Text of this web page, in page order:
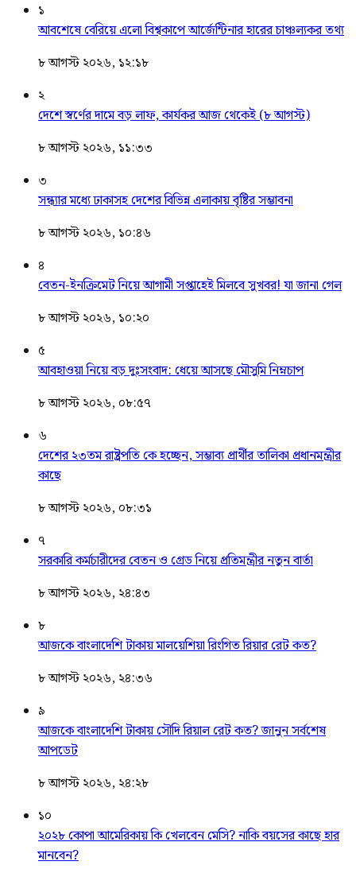
১
আবশেষে বেরিয়ে এলো বিশ্বকাপে আর্জেন্টিনার হারের চাঞ্চল্যকর তথ্য
৮ আগস্ট ২০২৬, ১২:১৮
২
দেশে স্বর্ণের দামে বড় লাফ, কার্যকর আজ থেকেই (৮ আগস্ট)
৮ আগস্ট ২০২৬, ১১:৩৩
৩
সন্ধ্যার মধ্যে ঢাকাসহ দেশের বিভিন্ন এলাকায় বৃষ্টির সম্ভাবনা
৮ আগস্ট ২০২৬, ১০:৪৬
৪
বেতন-ইনক্রিমেট নিয়ে আগামী সপ্তাহেই মিলবে সুখবর! যা জানা গেল
৮ আগস্ট ২০২৬, ১০:২০
৫
আবহাওয়া নিয়ে বড় দুঃসংবাদ: ধেয়ে আসছে মৌসুমি নিম্নচাপ
৮ আগস্ট ২০২৬, ০৮:৫৭
৬
দেশের ২৩তম রাষ্ট্রপতি কে হচ্ছেন, সম্ভাব্য প্রার্থীর তালিকা প্রধানমন্ত্রীর
কাছে
৮ আগস্ট ২০২৬, ০৮:৩১
৭
সরকারি কর্মচারীদের বেতন ও গ্রেড নিয়ে প্রতিমন্ত্রীর নতুন বার্তা
৮ আগস্ট ২০২৬, ২৪:৪৩
৮
আজকে বাংলাদেশি টাকায় মালয়েশিয়া রিংগিত রিয়ার রেট কত?
৮ আগস্ট ২০২৬, ২৪:৩৬
৯
আজকে বাংলাদেশি টাকায় সৌদি রিয়াল রেট কত? জানুন সর্বশেষ
আপডেট
৮ আগস্ট ২০২৬, ২৪:২৮
১০
২০২৮ কোপা আমেরিকায় কি খেলবেন মেসি? নাকি বয়সের কাছে হার
মানবেন?